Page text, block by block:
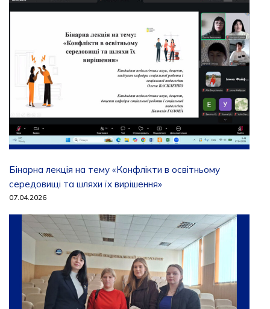
Бінарна лекція на тему «Конфлікти в освітньому
середовищі та шляхи їх вирішення»
07.04.2026